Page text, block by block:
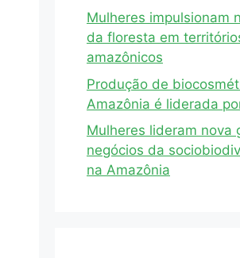
Mulheres impulsionam
da floresta em
amazônicos
Produção de
Amazônia é liderada
Mulheres lideram nova
negócios da
na Amazônia